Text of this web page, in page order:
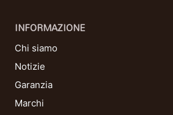
INFORMAZIONE
Chi siamo
Notizie
Garanzia
Marchi